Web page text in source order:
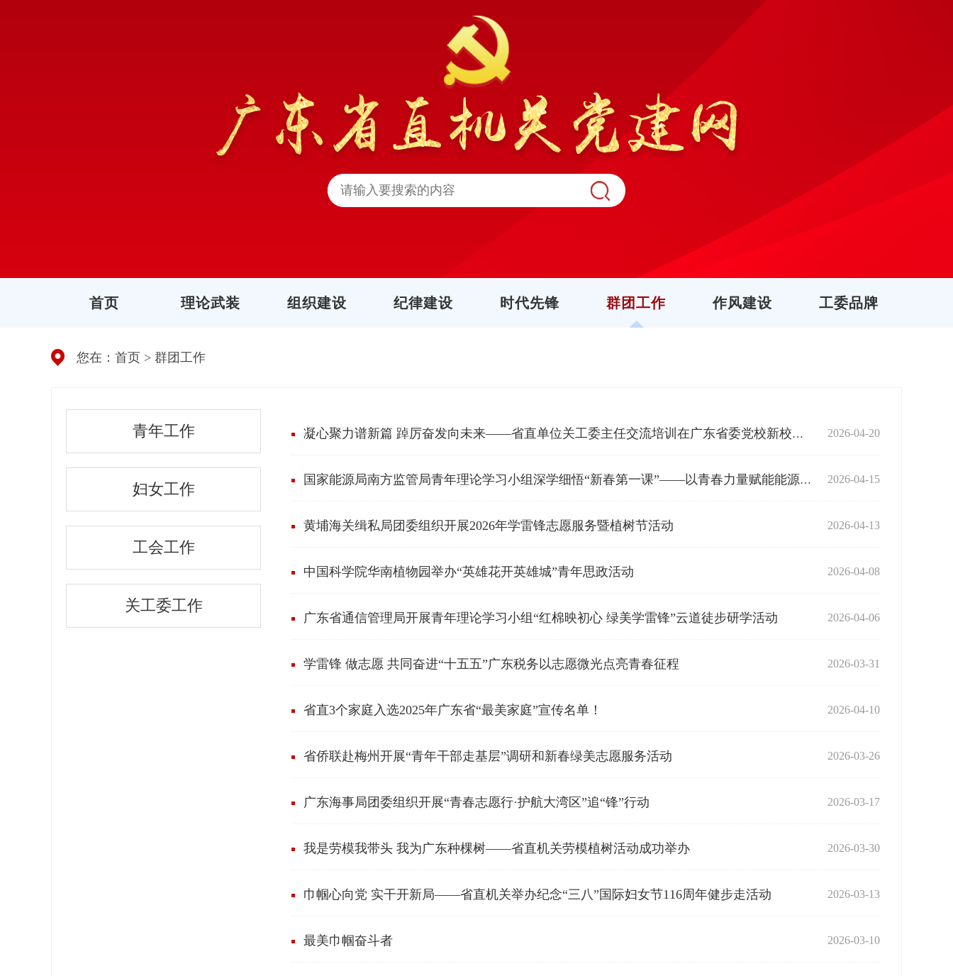
首页 理论武装 组织建设 纪律建设 时代先锋 群团工作 作风建设 工委品牌
您在： 首页 > 群团工作
青年工作
妇女工作
工会工作
关工委工作
凝心聚力谱新篇 踔厉奋发向未来——省直单位关工委主任交流培训在广东省委党校新校区举行 2026-04-20
国家能源局南方监管局青年理论学习小组深学细悟“新春第一课”——以青春力量赋能能源高质量发展 2026-04-15
黄埔海关缉私局团委组织开展2026年学雷锋志愿服务暨植树节活动 2026-04-13
中国科学院华南植物园举办“英雄花开英雄城”青年思政活动 2026-04-08
广东省通信管理局开展青年理论学习小组“红棉映初心 绿美学雷锋”云道徒步研学活动 2026-04-06
学雷锋 做志愿 共同奋进“十五五”广东税务以志愿微光点亮青春征程 2026-03-31
省直3个家庭入选2025年广东省“最美家庭”宣传名单！ 2026-04-10
省侨联赴梅州开展“青年干部走基层”调研和新春绿美志愿服务活动 2026-03-26
广东海事局团委组织开展“青春志愿行·护航大湾区”追“锋”行动 2026-03-17
我是劳模我带头 我为广东种棵树——省直机关劳模植树活动成功举办 2026-03-30
巾帼心向党 实干开新局——省直机关举办纪念“三八”国际妇女节116周年健步走活动 2026-03-13
最美巾帼奋斗者 2026-03-10